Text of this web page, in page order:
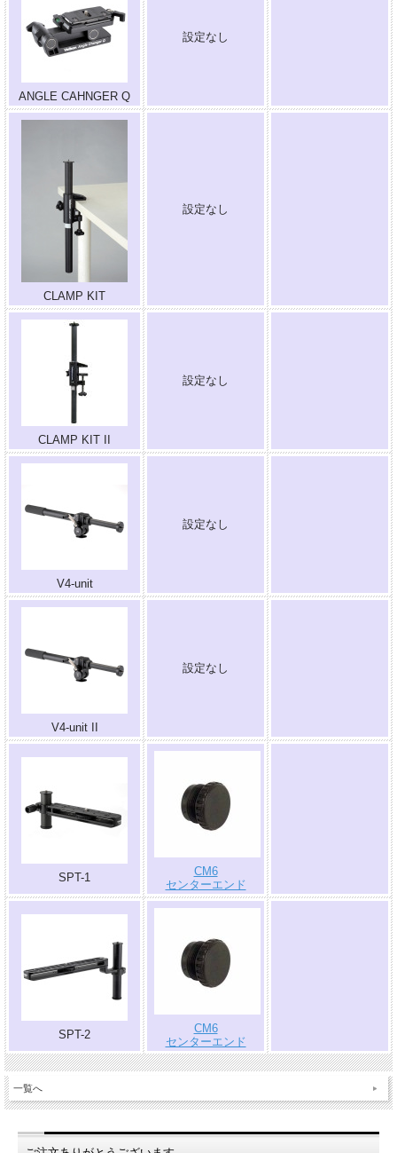
ANGLE CAHNGER Q
設定なし
CLAMP KIT
設定なし
CLAMP KIT II
設定なし
V4-unit
設定なし
V4-unit II
設定なし
SPT-1
CM6
センターエンド
SPT-2
CM6
センターエンド
一覧へ